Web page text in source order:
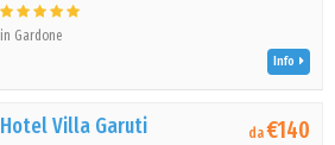
in Gardone
Info
Hotel Villa Garuti da€140